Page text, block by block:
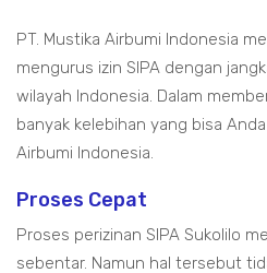
PT. Mustika Airbumi Indonesia
mengurus izin SIPA dengan
wilayah Indonesia. Dalam
banyak kelebihan yang bisa
Airbumi Indonesia.
Proses Cepat
Proses perizinan SIPA Sukolilo
sebentar. Namun hal tersebut